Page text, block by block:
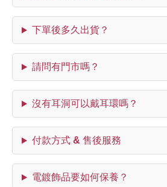
下單後多久出貨？
請問有門市嗎？
沒有耳洞可以戴耳環嗎？
付款方式 & 售後服務
電鍍飾品要如何保養？